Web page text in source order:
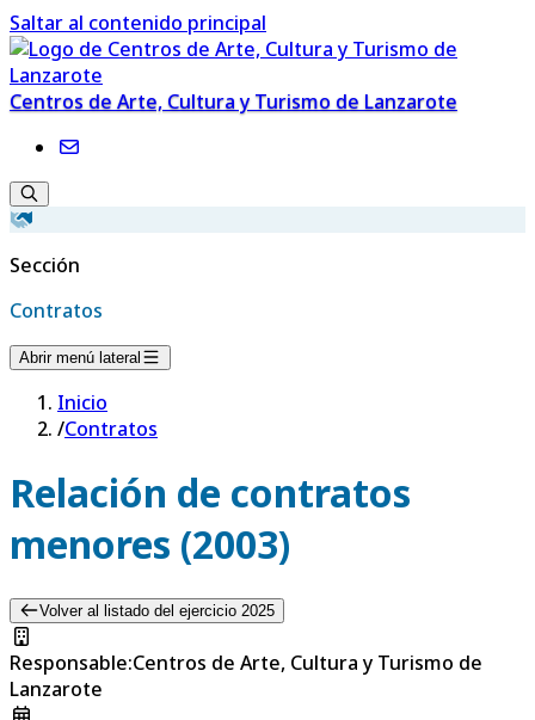
Saltar al contenido principal
Centros de Arte, Cultura y Turismo de Lanzarote
Sección
Contratos
Abrir menú lateral
Inicio
/Contratos
Relación de contratos
menores (2003)
Volver al listado del ejercicio 2025
Responsable:Centros de Arte, Cultura y Turismo de
Lanzarote